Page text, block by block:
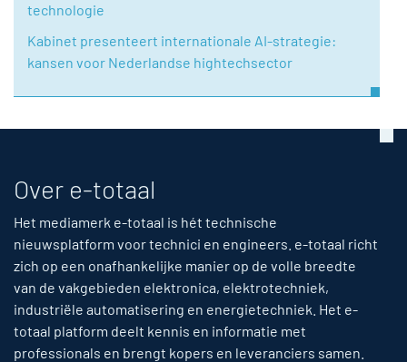
technologie
Kabinet presenteert internationale AI-strategie:
kansen voor Nederlandse hightechsector
Over e-totaal
Het mediamerk e-totaal is hét technische
nieuwsplatform voor technici en engineers. e-totaal richt
zich op een onafhankelijke manier op de volle breedte
van de vakgebieden elektronica, elektrotechniek,
industriële automatisering en energietechniek. Het e-
totaal platform deelt kennis en informatie met
professionals en brengt kopers en leveranciers samen.